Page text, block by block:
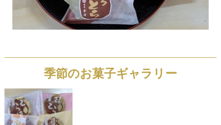
季節のお菓子ギャラリー